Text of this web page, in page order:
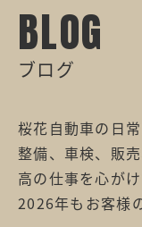
BLOG
ブログ
桜花自動車の日常
整備、車検、販
高の仕事を心がけ
2026年もお客様